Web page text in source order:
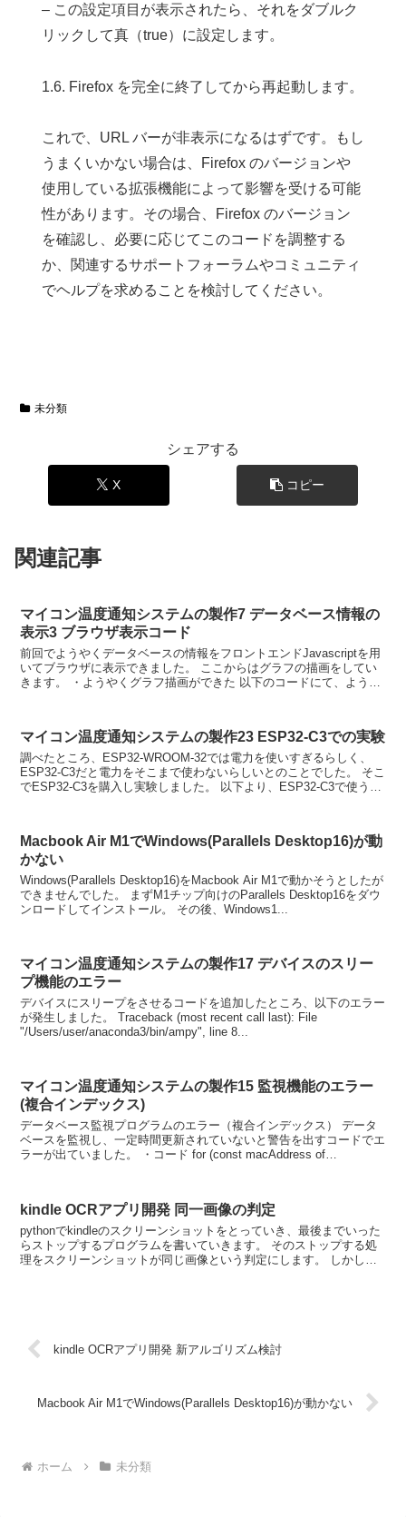
– この設定項目が表示されたら、それをダブルク
リックして真（true）に設定します。
1.6. Firefox を完全に終了してから再起動します。
これで、URL バーが非表示になるはずです。もし
うまくいかない場合は、Firefox のバージョンや
使用している拡張機能によって影響を受ける可能
性があります。その場合、Firefox のバージョン
を確認し、必要に応じてこのコードを調整する
か、関連するサポートフォーラムやコミュニティ
でヘルプを求めることを検討してください。
未分類
シェアする
X コピー
関連記事
マイコン温度通知システムの製作7 データベース情報の
表示3 ブラウザ表示コード
前回でようやくデータベースの情報をフロントエンドJavascriptを用
いてブラウザに表示できました。 ここからはグラフの描画をしてい
きます。 ・ようやくグラフ描画ができた 以下のコードにて、ようや
マイコン温度通知システムの製作23 ESP32-C3での実験
調べたところ、ESP32-WROOM-32では電力を使いすぎるらしく、
ESP32-C3だと電力をそこまで使わないらしいとのことでした。 そこ
でESP32-C3を購入し実験しました。 以下より、ESP32-C3で使う
Macbook Air M1でWindows(Parallels Desktop16)が動
かない
Windows(Parallels Desktop16)をMacbook Air M1で動かそうとしたが
できませんでした。 まずM1チップ向けのParallels Desktop16をダウ
ンロードしてインストール。 その後、Windows1...
マイコン温度通知システムの製作17 デバイスのスリー
プ機能のエラー
デバイスにスリープをさせるコードを追加したところ、以下のエラー
が発生しました。 Traceback (most recent call last): File
"/Users/user/anaconda3/bin/ampy", line 8...
マイコン温度通知システムの製作15 監視機能のエラー
(複合インデックス)
データベース監視プログラムのエラー（複合インデックス） データ
ベースを監視し、一定時間更新されていないと警告を出すコードでエ
ラーが出ていました。 ・コード for (const macAddress of
kindle OCRアプリ開発 同一画像の判定
pythonでkindleのスクリーンショットをとっていき、最後までいった
らストップするプログラムを書いていきます。 そのストップする処
理をスクリーンショットが同じ画像という判定にします。 しかし、
kindle OCRアプリ開発 新アルゴリズム検討
Macbook Air M1でWindows(Parallels Desktop16)が動かない
ホーム 未分類